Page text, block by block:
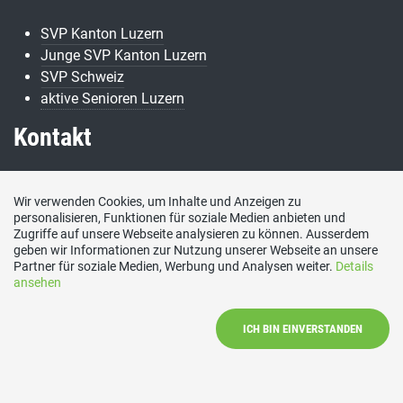
SVP Kanton Luzern
Junge SVP Kanton Luzern
SVP Schweiz
aktive Senioren Luzern
Kontakt
E-Mail
rahel.schnyder@bluewin.ch
Social Media
Wir verwenden Cookies, um Inhalte und Anzeigen zu
personalisieren, Funktionen für soziale Medien anbieten und
Zugriffe auf unsere Webseite analysieren zu können. Ausserdem
geben wir Informationen zur Nutzung unserer Webseite an unsere
Partner für soziale Medien, Werbung und Analysen weiter. Details
ansehen
ICH BIN EINVERSTANDEN